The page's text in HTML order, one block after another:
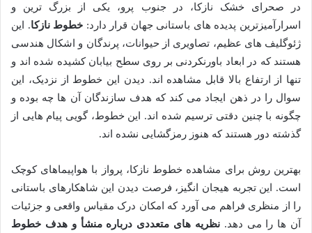
در صحرای خشک نازکا، در جنوب پرو، یکی از بزرگ ترین و
اسرارآمیزترین پدیده های باستانی جهان قرار دارد: خطوط نازکا. این
ژئوگلیف های عظیم، تصاویری از حیوانات، پرندگان و اشکال هندسی
هستند که در ابعاد باورنکردنی بر روی سطح بیابان کشیده شده اند و
تنها از ارتفاع بالا قابل مشاهده اند. دیدن این خطوط از نزدیک، این
سوال را در ذهن ایجاد می کند که هدف سازندگان آن ها چه بوده و
چگونه با چنین دقتی ترسیم شده اند. این خطوط، گویی پیام هایی از
گذشته دور هستند که هنوز رمزگشایی نشده اند.
بهترین روش برای مشاهده خطوط نازکا، پرواز با هواپیماهای کوچک
است. این تجربه هیجان انگیز، فرصت دیدن این شاهکارهای باستانی
را از منظری فراهم می آورد که امکان درک مقیاس واقعی و جزئیات
آن ها را می دهد.نظریه های متعددی درباره منشأ و هدف خطوط